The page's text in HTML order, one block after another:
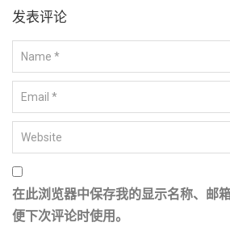
发表评论
在此浏览器中保存我的显示名称、邮
便下次评论时使用。